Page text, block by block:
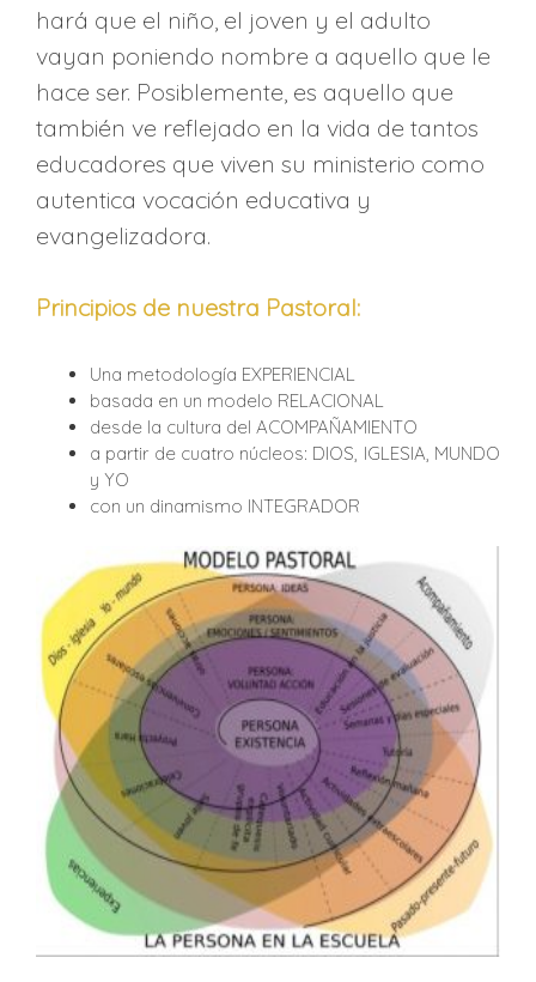
hará que el niño, el joven y el adulto
vayan poniendo nombre a aquello que le
hace ser. Posiblemente, es aquello que
también ve reflejado en la vida de tantos
educadores que viven su ministerio como
autentica vocación educativa y
evangelizadora.
Principios de nuestra Pastoral:
Una metodología EXPERIENCIAL
basada en un modelo RELACIONAL
desde la cultura del ACOMPAÑAMIENTO
a partir de cuatro núcleos: DIOS, IGLESIA, MUNDO
y YO
con un dinamismo INTEGRADOR